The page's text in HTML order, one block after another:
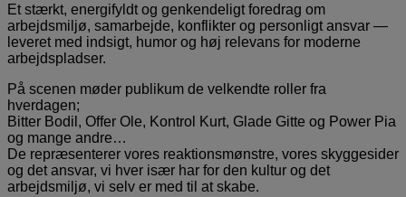
Et stærkt, energifyldt og genkendeligt foredrag om
arbejdsmiljø, samarbejde, konflikter og personligt ansvar —
leveret med indsigt, humor og høj relevans for moderne
arbejdspladser.
På scenen møder publikum de velkendte roller fra
hverdagen;
Bitter Bodil, Offer Ole, Kontrol Kurt, Glade Gitte og Power Pia
og mange andre…
De repræsenterer vores reaktionsmønstre, vores skyggesider
og det ansvar, vi hver især har for den kultur og det
arbejdsmiljø, vi selv er med til at skabe.